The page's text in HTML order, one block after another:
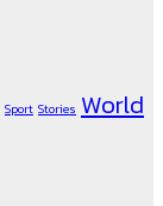
Sport Stories World